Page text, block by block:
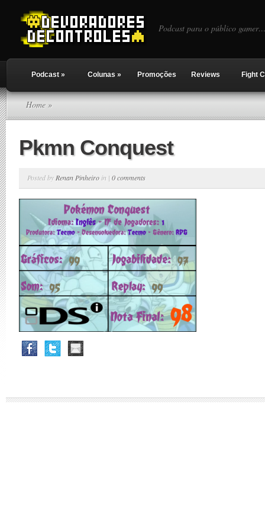
Podcast para o público
Podcast » Colunas » Promoções Reviews Fight
Home »
Pkmn Conquest
Posted by Renan Pinheiro in | 0 comments